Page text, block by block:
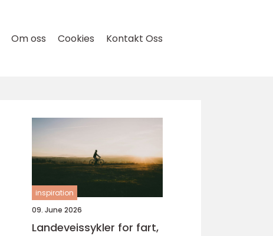
Om oss Cookies Kontakt Oss
inspiration
09. June 2026
Landeveissykler for fart,